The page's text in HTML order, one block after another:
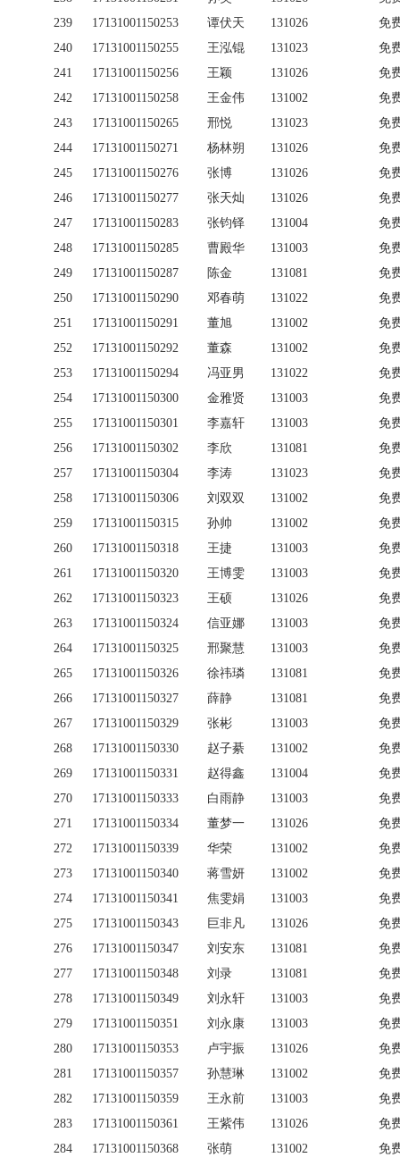
239
17131001150253 谭伏天 131026
免
240
17131001150255 王泓锟 131023
免
241
17131001150256 王颖 131026
免
242
17131001150258 王金伟 131002
免
243
17131001150265 邢悦 131023
免
244
17131001150271 杨林朔 131026
免
245
17131001150276 张博 131026
免
246
17131001150277 张天灿 131026
免
247
17131001150283 张钧铎 131004
免
248
17131001150285 曹殿华 131003
免
249
17131001150287 陈金 131081
免
250
17131001150290 邓春萌 131022
免
251
17131001150291 董旭 131002
免
252
17131001150292 董森 131002
免
253
17131001150294 冯亚男 131022
免
254
17131001150300 金雅贤 131003
免
255
17131001150301 李嘉轩 131003
免
256
17131001150302 李欣 131081
免
257
17131001150304 李涛 131023
免
258
17131001150306 刘双双 131002
免
259
17131001150315 孙帅 131002
免
260
17131001150318 王捷 131003
免
261
17131001150320 王博雯 131003
免
262
17131001150323 王硕 131026
免
263
17131001150324 信亚娜 131003
免
264
17131001150325 邢聚慧 131003
免
265
17131001150326 徐祎璘 131081
免
266
17131001150327 薛静 131081
免
267
17131001150329 张彬 131003
免
268
17131001150330 赵子綦 131002
免
269
17131001150331 赵得鑫 131004
免
270
17131001150333 白雨静 131003
免
271
17131001150334 董梦一 131026
免
272
17131001150339 华荣 131002
免
273
17131001150340 蒋雪妍 131002
免
274
17131001150341 焦雯娟 131003
免
275
17131001150343 巨非凡 131026
免
276
17131001150347 刘安东 131081
免
277
17131001150348 刘录 131081
免
278
17131001150349 刘永轩 131003
免
279
17131001150351 刘永康 131003
免
280
17131001150353 卢宇振 131026
免
281
17131001150357 孙慧琳 131002
免
282
17131001150359 王永前 131003
免
283
17131001150361 王紫伟 131026
免
284
17131001150368 张萌 131002
免